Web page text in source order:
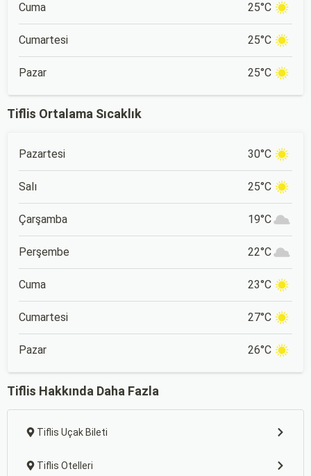
Cuma 25°C
Cumartesi 25°C
Pazar 25°C
Tiflis Ortalama Sıcaklık
Pazartesi 30°C
Salı 25°C
Çarşamba 19°C
Perşembe 22°C
Cuma 23°C
Cumartesi 27°C
Pazar 26°C
Tiflis Hakkında Daha Fazla
Tiflis Uçak Bileti
Tiflis Otelleri